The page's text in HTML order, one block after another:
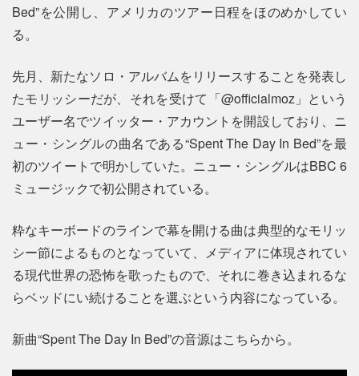
Bed”を公開し、アメリカのツアー日程をほのめかしてい
る。
先月、新たなソロ・アルバムをリリースすることを発表し
たモリッシーだが、それを受けて「@officialmoz」という
ユーザー名でツイッター・アカウントを開設しており、ニ
ュー・シングルの曲名である“Spent The Day In Bed”を最
初のツイートで明かしていた。ニュー・シングルはBBC 6
ミュージックで初公開されている。
粋なキーボードのラインで幕を開ける曲は典型的なモリッ
シー節によるものとなっていて、メディアに体現されてい
る現代世界の恐怖を歌ったもので、それに巻き込まれるな
らベッドにい続けることを選ぶという内容になっている。
新曲“Spent The Day In Bed”の音源はこちらから。